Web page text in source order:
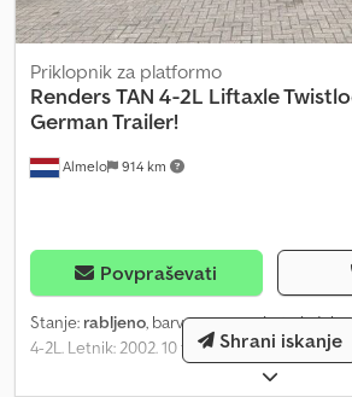
Almelo 914 km
Priklopnik za platformo
RendersTAN 4-2L Liftaxle
German Trailer!
Povpraševati
Stanje: rabljeno, barva:rumena, Leto
4-2L. Letnik: 2002. 10 ton osi BPW. Teža:
24.000 kg. Druga dvigljiva os. Zračna
Shrani iskanje